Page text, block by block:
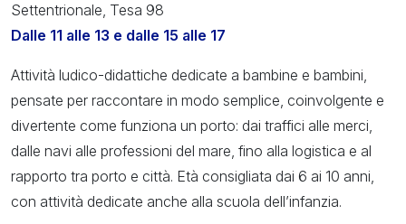
Settentrionale, Tesa 98
Dalle 11 alle 13 e dalle 15 alle 17
Attività ludico-didattiche dedicate a bambine e bambini,
pensate per raccontare in modo semplice, coinvolgente e
divertente come funziona un porto: dai traffici alle merci,
dalle navi alle professioni del mare, fino alla logistica e al
rapporto tra porto e città. Età consigliata dai 6 ai 10 anni,
con attività dedicate anche alla scuola dell’infanzia.